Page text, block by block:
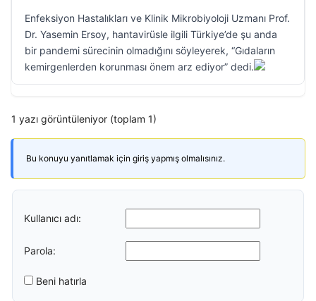
Enfeksiyon Hastalıkları ve Klinik Mikrobiyoloji Uzmanı Prof.
Dr. Yasemin Ersoy, hantavirüsle ilgili Türkiye’de şu anda
bir pandemi sürecinin olmadığını söyleyerek, “Gıdaların
kemirgenlerden korunması önem arz ediyor” dedi.
1 yazı görüntüleniyor (toplam 1)
Bu konuyu yanıtlamak için giriş yapmış olmalısınız.
Kullanıcı adı:
Parola:
Beni hatırla